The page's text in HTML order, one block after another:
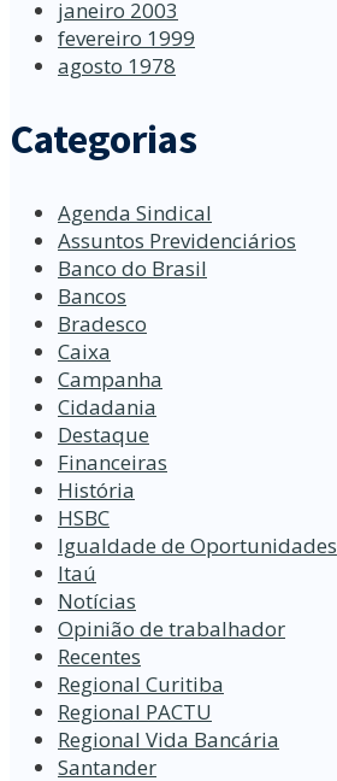
janeiro 2003
fevereiro 1999
agosto 1978
Categorias
Agenda Sindical
Assuntos Previdenciários
Banco do Brasil
Bancos
Bradesco
Caixa
Campanha
Cidadania
Destaque
Financeiras
História
HSBC
Igualdade de Oportunidades
Itaú
Notícias
Opinião de trabalhador
Recentes
Regional Curitiba
Regional PACTU
Regional Vida Bancária
Santander